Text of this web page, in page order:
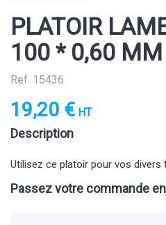
PLATOIR
100 * 0,60 MM
Ref. 15436
19,20 € HT
Description
Utilisez ce platoir pour vos divers
Passez votre commande